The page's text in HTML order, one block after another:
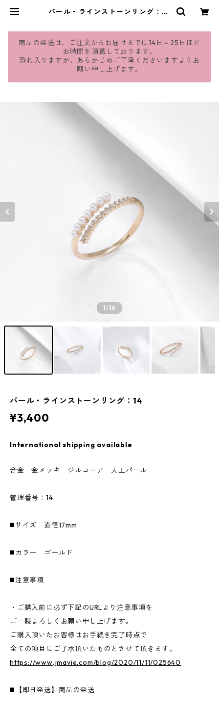
パール・ラインストーンリング：14
商品の発送は、ご注文からお届けまでに14日～25日ほど
お時間を頂戴しております。
恐れ入りますが、あらかじめご了承くださいますようお
願い申し上げます。
1/16
パール・ラインストーンリング：14
¥3,400
International shipping available
合金 金メッキ ジルコニア 人工パール
管理番号：14
◼️サイズ 直径17mm
◼️カラー ゴールド
◼️注意事項
・ご購入前に必ず下記のURLより注意事項を
ご一読よろしくお願い申し上げます。
ご購入頂いたお客様はお手続き完了時点で
全ての項目にご了承頂いたものとさせて頂きます。
https://www.jmavie.com/blog/2020/11/11/025640
◼️【即日発送】商品の発送